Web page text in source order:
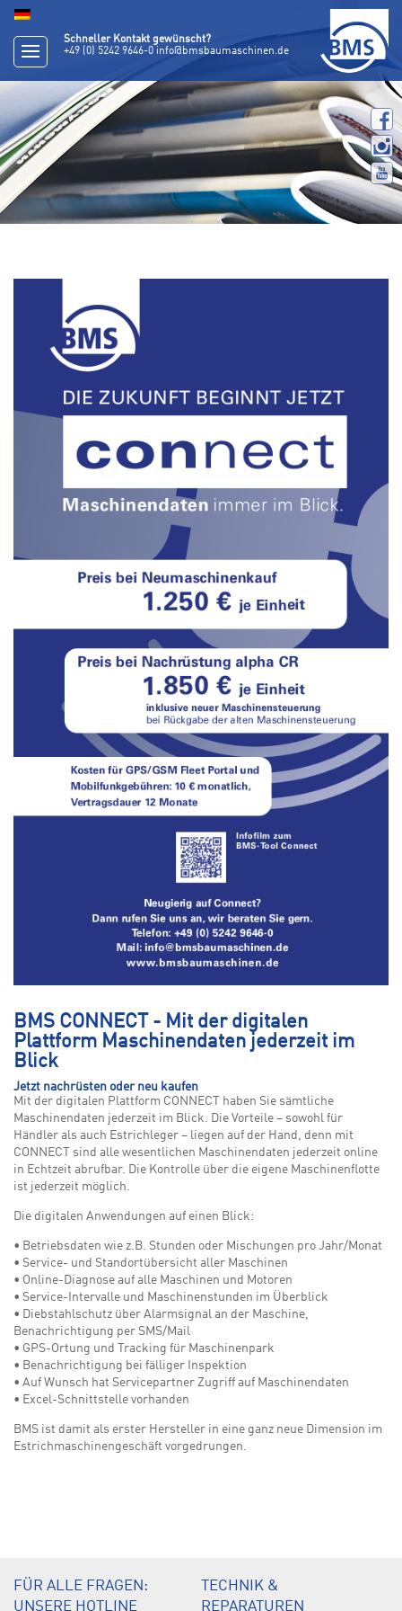
Schneller Kontakt gewünscht?
+49 (0) 5242 9646-0 info@bmsbaumaschinen.de
BMS CONNECT - Mit der digitalen
Plattform Maschinendaten jederzeit im
Blick
Jetzt nachrüsten oder neu kaufen
Mit der digitalen Plattform CONNECT haben Sie sämtliche
Maschinendaten jederzeit im Blick. Die Vorteile – sowohl für
Händler als auch Estrichleger – liegen auf der Hand, denn mit
CONNECT sind alle wesentlichen Maschinendaten jederzeit online
in Echtzeit abrufbar. Die Kontrolle über die eigene Maschinenflotte
ist jederzeit möglich.
Die digitalen Anwendungen auf einen Blick:
• Betriebsdaten wie z.B. Stunden oder Mischungen pro Jahr/Monat
• Service- und Standortübersicht aller Maschinen
• Online-Diagnose auf alle Maschinen und Motoren
• Service-Intervalle und Maschinenstunden im Überblick
• Diebstahlschutz über Alarmsignal an der Maschine,
Benachrichtigung per SMS/Mail
• GPS-Ortung und Tracking für Maschinenpark
• Benachrichtigung bei fälliger Inspektion
• Auf Wunsch hat Servicepartner Zugriff auf Maschinendaten
• Excel-Schnittstelle vorhanden
BMS ist damit als erster Hersteller in eine ganz neue Dimension im
Estrichmaschinengeschäft vorgedrungen.
FÜR ALLE FRAGEN:
UNSERE HOTLINE
TECHNIK &
REPARATUREN